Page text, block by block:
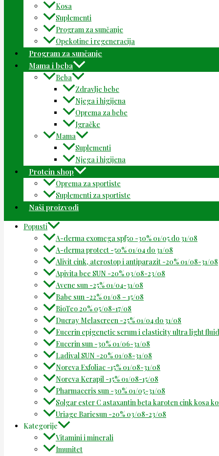
Kosa
Suplementi
Program za sunčanje
Opekotine i regeneracija
Program za sunčanje
Mama i beba
Beba
Zdravlje bebe
Njega i higijena
Oprema za bebe
Igračke
Mama
Suplementi
Njega i higijena
Protein shop
Oprema za sportiste
Suplementi za sportiste
Naši proizvodi
Popusti
A-derma exomega spf50 -30% 01/05 do 31/08
A-derma protect -50% 01/04 do 31/08
Alivit cink, aterostop i antiparazit -20% 01/08-31/08
Apivita bee SUN -20% 03/08-23/08
Avene sun -25% 01/04-31/08
Babe sun -22% 01/08 – 15/08
BioTeo 20% 05/08-17/08
Ducray Melascreen -25% 01/04 do 31/08
Eucerin epigenetic serum i elasticity ultra light
Eucerin sun -30% 01/06-31/08
Ladival SUN -20% 01/08-31/08
Noreva Exfoliac -15% 01/08-31/08
Noreva Kerapil -15% 01/08-15/08
Pharmaceris sun -30% 01/05-31/08
Solgar ester C astaxantin beta karoten cink kosa
Uriage Bariesun -20% 03/08-23/08
Kategorije
Vitamini i minerali
Imunitet